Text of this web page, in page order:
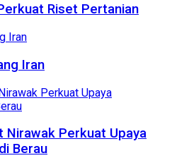
Riset Pertanian
Iran
Nirawak Perkuat Upaya
Berau